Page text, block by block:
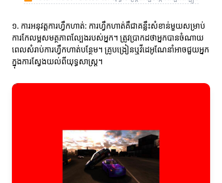
១. ការអនុវត្តការហ្វឹកហាត់: ការហ្វឹកហាត់គឺជាគន្លឹះសំខាន់មួយសម្រាប់
ការកែលម្អសមត្ថភាពល្បែងរបស់អ្នក។ ត្រូវប្រាកដថាអ្នកបានចំណាយ
ពេលសំរាប់ការហ្វឹកហាត់បន្ថែម។ គ្រូបង្រៀនឬវីដេអូណែនាំអាចជួយអ្នក
ក្នុងការស្វែងយល់ពីយុទ្ធសាស្ត្រ។